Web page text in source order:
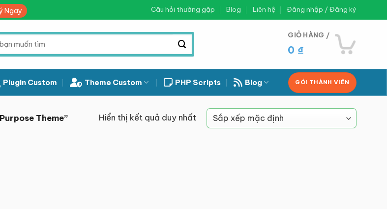
Ngay Câu hỏi thường gặp Blog Liên hệ Đăng nhập / Đăng ký
GIỎ HÀNG /
0 ₫
Plugin Custom Theme Custom PHP Scripts Blog GÓI THÀNH VIÊN
Theme” Hiển thị kết quả duy nhất